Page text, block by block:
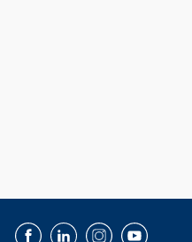
FacebookLinkedInInstagramYoutube